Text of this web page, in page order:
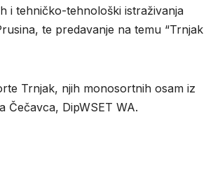
i tehničko-tehnološki istraživanja
te predavanje na temu “Trnjak
Trnjak, njih monosortnih osam iz
Čečavca, DipWSET WA.